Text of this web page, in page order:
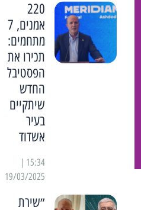
220
אמנים, 7
מתחמים:
תכירו את
הפסטיבל
החדש
שיתקיים
בעיר
אשדוד
19/03/2025
״שירת